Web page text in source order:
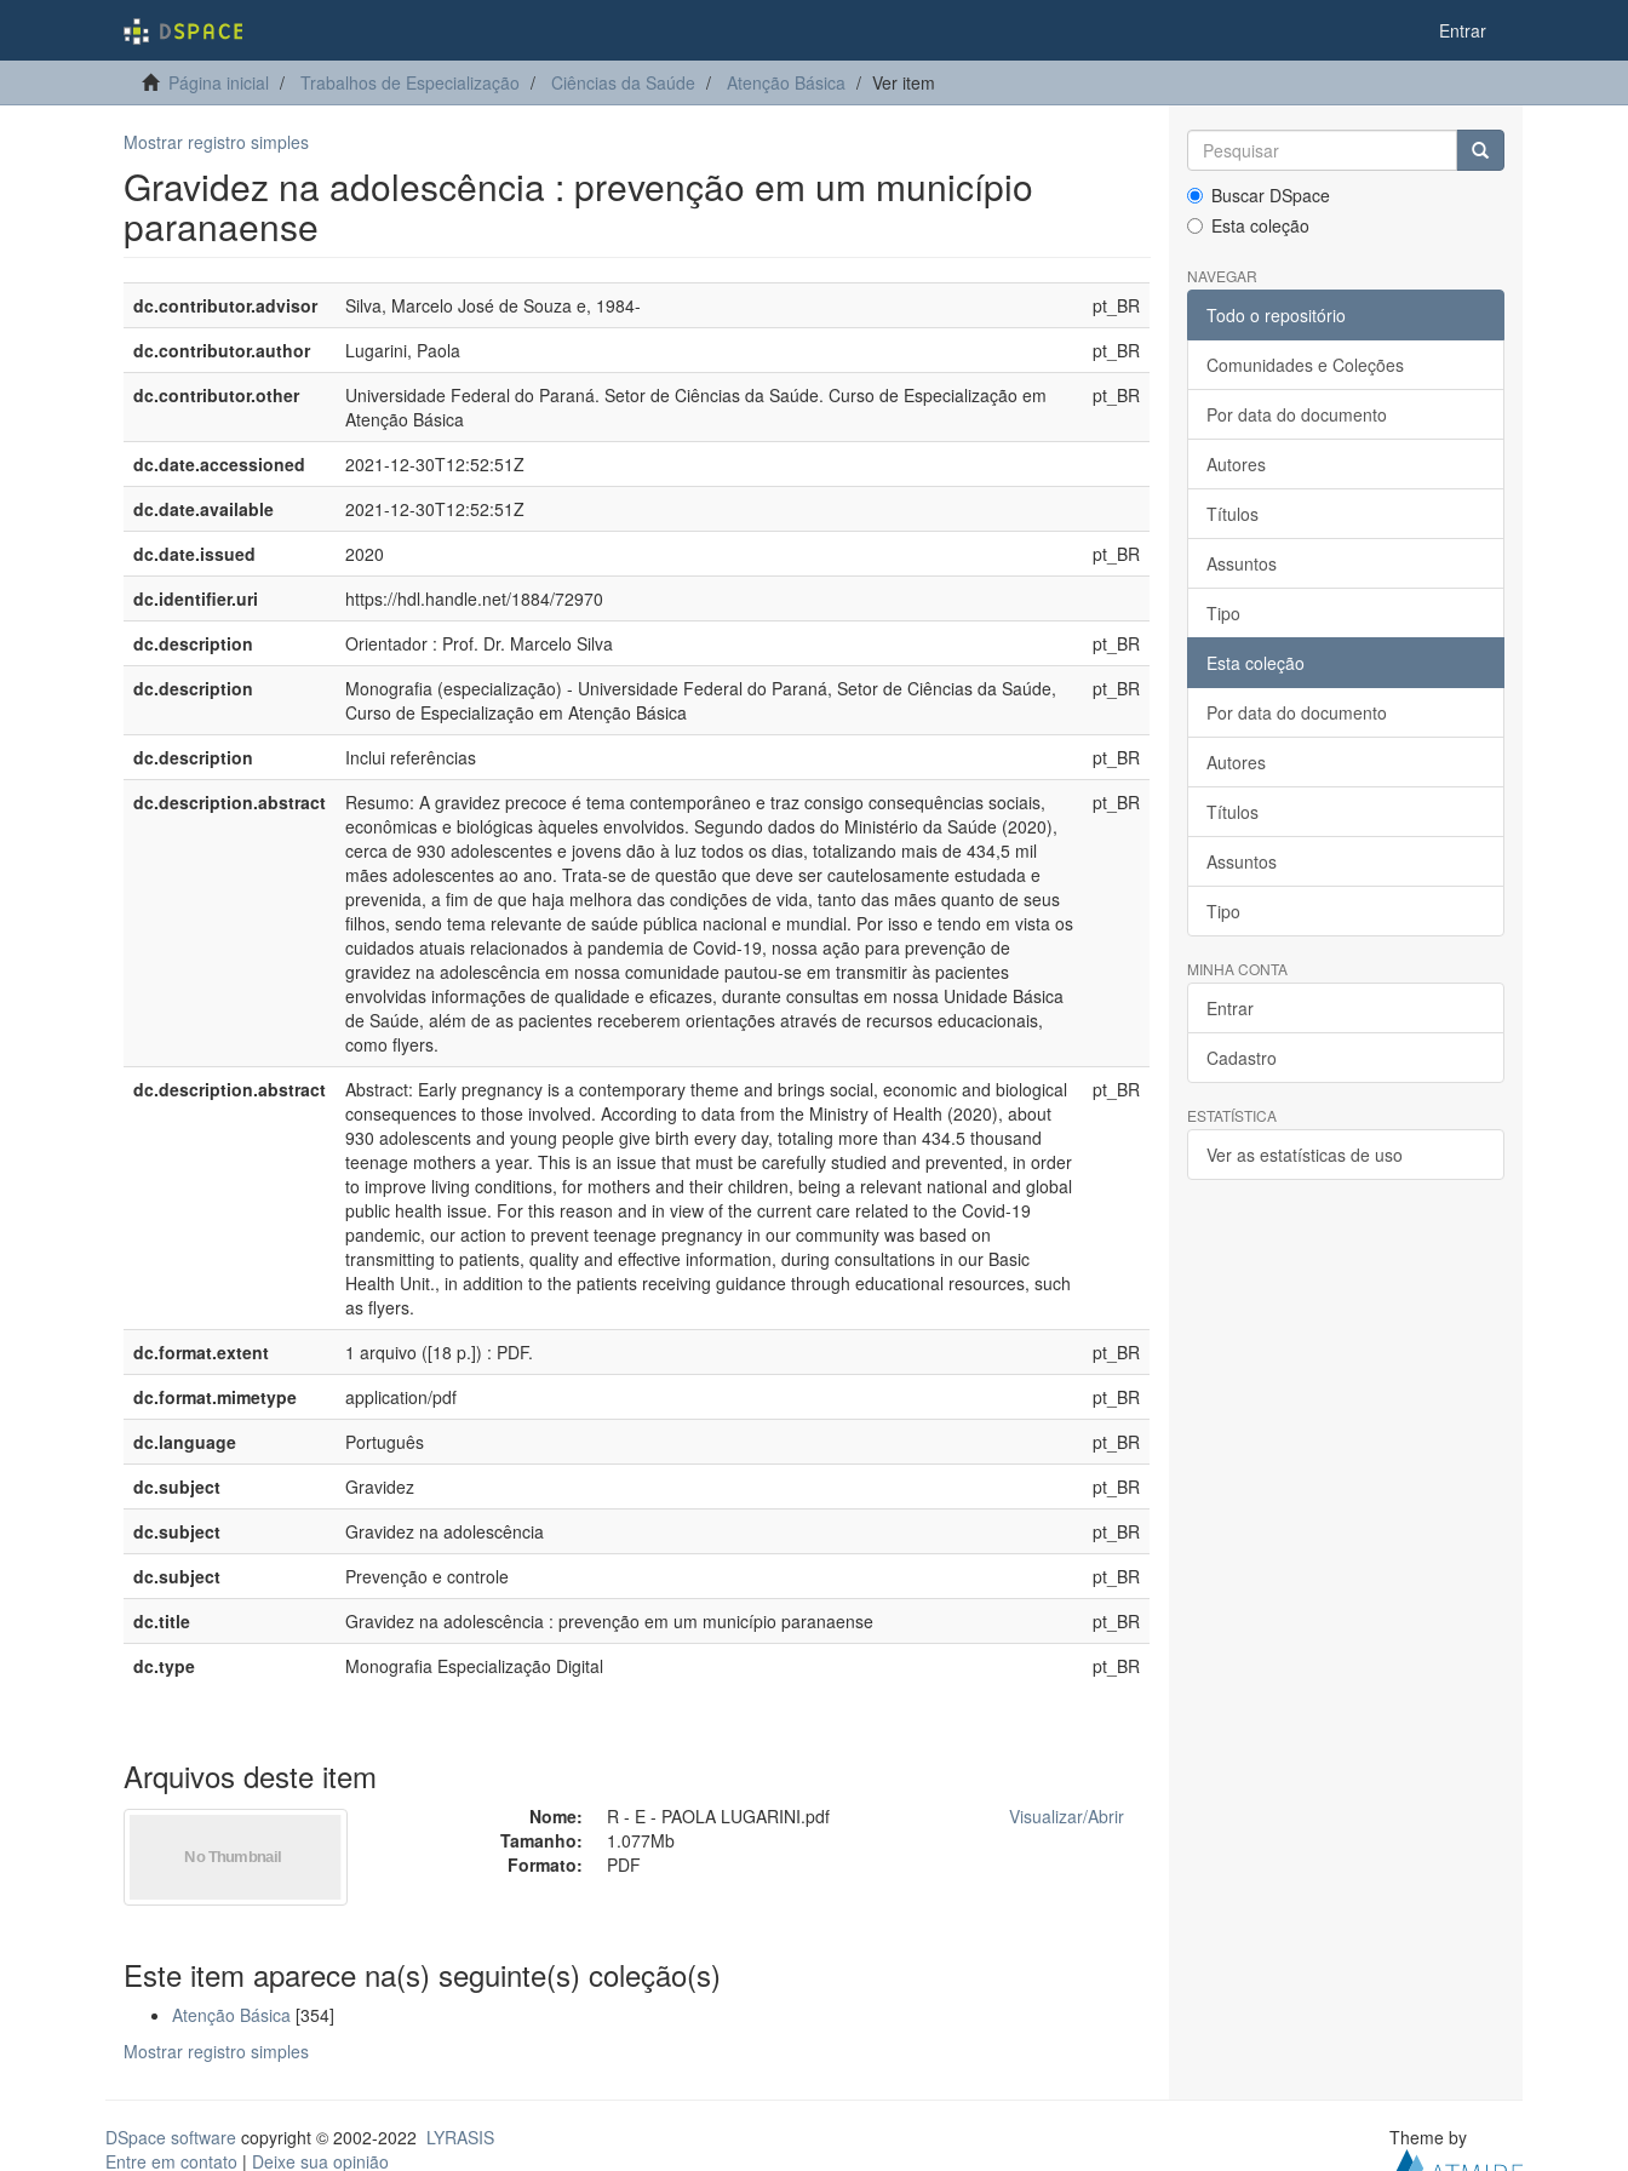
Entrar
Página inicial Trabalhos de Especialização Ciências da Saúde Atenção Básica Ver item
Mostrar registro simples
Gravidez na adolescência : prevenção em um município
paranaense
dc.contributor.advisor Silva, Marcelo José de Souza e, 1984-
pt_BR
dc.contributor.author
Lugarini, Paola
pt_BR
dc.contributor.other
Universidade Federal do Paraná. Setor de Ciências da Saúde. Curso de Especialização em
Atenção Básica
pt_BR
dc.date.accessioned
2021-12-30T12:52:51Z
dc.date.available
2021-12-30T12:52:51Z
dc.date.issued
2020
pt_BR
dc.identifier.uri
https://hdl.handle.net/1884/72970
dc.description
Orientador : Prof. Dr. Marcelo Silva
pt_BR
dc.description
Monografia (especialização) - Universidade Federal do Paraná, Setor de Ciências da Saúde,
Curso de Especialização em Atenção Básica
pt_BR
dc.description Inclui referências
pt_BR
dc.description.abstract
Resumo: A gravidez precoce é tema contemporâneo e traz consigo consequências sociais,
econômicas e biológicas àqueles envolvidos. Segundo dados do Ministério da Saúde (2020),
cerca de 930 adolescentes e jovens dão à luz todos os dias, totalizando mais de 434,5 mil
mães adolescentes ao ano. Trata-se de questão que deve ser cautelosamente estudada e
prevenida, a fim de que haja melhora das condições de vida, tanto das mães quanto de seus
filhos, sendo tema relevante de saúde pública nacional e mundial. Por isso e tendo em vista os
cuidados atuais relacionados à pandemia de Covid-19, nossa ação para prevenção de
gravidez na adolescência em nossa comunidade pautou-se em transmitir às pacientes
envolvidas informações de qualidade e eficazes, durante consultas em nossa Unidade Básica
de Saúde, além de as pacientes receberem orientações através de recursos educacionais,
como flyers.
pt_BR
dc.description.abstract
Abstract: Early pregnancy is a contemporary theme and brings social, economic and biological
consequences to those involved. According to data from the Ministry of Health (2020), about
930 adolescents and young people give birth every day, totaling more than 434.5 thousand
teenage mothers a year. This is an issue that must be carefully studied and prevented, in order
to improve living conditions, for mothers and their children, being a relevant national and global
public health issue. For this reason and in view of the current care related to the Covid-19
pandemic, our action to prevent teenage pregnancy in our community was based on
transmitting to patients, quality and effective information, during consultations in our Basic
Health Unit., in addition to the patients receiving guidance through educational resources, such
as flyers.
pt_BR
dc.format.extent 1 arquivo ([18 p.]) : PDF.
pt_BR
dc.format.mimetype
application/pdf
pt_BR
dc.language
Português
pt_BR
dc.subject
Gravidez
pt_BR
dc.subject
Gravidez na adolescência
pt_BR
dc.subject
Prevenção e controle
pt_BR
dc.title
Gravidez na adolescência : prevenção em um município paranaense
pt_BR
dc.type
Monografia Especialização Digital pt_BR
Arquivos deste item
Nome:
R - E - PAOLA LUGARINI.pdf
Tamanho:
1.077Mb
Formato:
PDF
Visualizar/Abrir
Este item aparece na(s) seguinte(s) coleção(s)
Atenção Básica [354]
Mostrar registro simples
Buscar DSpace
Esta coleção
NAVEGAR
Todo o repositório
Comunidades e Coleções
Por data do documento
Autores
Títulos
Assuntos
Tipo
Esta coleção
Por data do documento
Autores
Títulos
Assuntos
Tipo
MINHA CONTA
Entrar
Cadastro
ESTATÍSTICA
Ver as estatísticas de uso
DSpace software copyright © 2002-2022 LYRASIS
Entre em contato | Deixe sua opinião
Theme by